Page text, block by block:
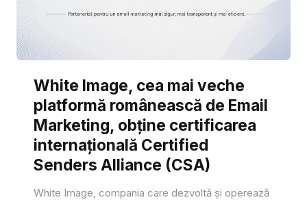
White Image, cea mai veche
platformă românească de Email
Marketing, obține certificarea
internațională Certified
Senders Alliance (CSA)
White Image, compania care dezvoltă și operează